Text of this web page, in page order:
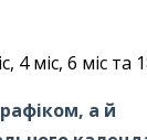
міс, 6 міс та
а й